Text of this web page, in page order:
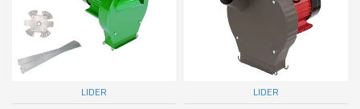
LIDER LIDER